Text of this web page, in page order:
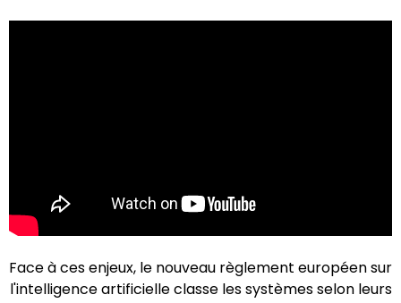
Face à ces enjeux, le nouveau règlement européen sur
l'intelligence artificielle classe les systèmes selon leurs